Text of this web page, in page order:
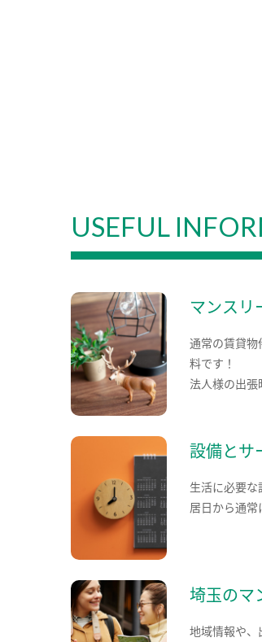
USEFUL
マンスリ
通常の賃貸物
料です！
法人様の出張
設備とサ
生活に必要
居日から通常
埼玉のマ
地域情報や、